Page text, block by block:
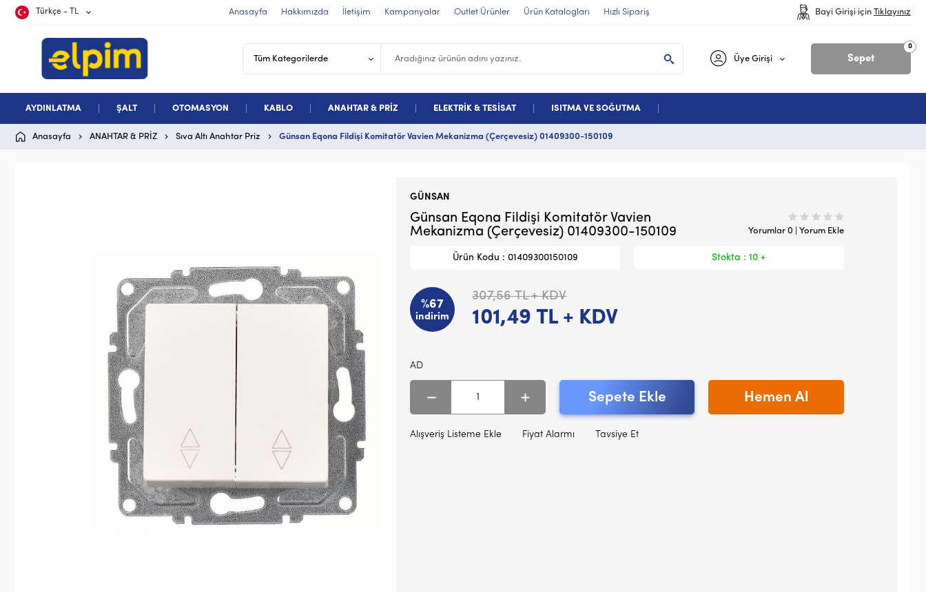
Türkçe - TL Anasayfa Hakkımızda İletişim Kampanyalar Outlet Ürünler Ürün Katalogları Hızlı Sipariş Bayi Girişi için Tıklayınız
Sepet
0
Üye Girişi
AYDINLATMA ŞALT OTOMASYON KABLO ANAHTAR & PRİZ ELEKTRİK & TESİSAT ISITMA VE SOĞUTMA
Anasayfa ANAHTAR & PRİZ Sıva Altı Anahtar Priz Günsan Eqona Fildişi Komitatör Vavien Mekanizma (Çerçevesiz) 01409300-150109
GÜNSAN
Günsan Eqona Fildişi Komitatör Vavien
Mekanizma (Çerçevesiz) 01409300-150109
Yorumlar 0 | Yorum Ekle
Ürün Kodu : 01409300150109 Stokta : 10 +
%67
indirim
307,56TL + KDV
101,49 TL + KDV
AD
Sepete Ekle Hemen Al
Alışveriş Listeme Ekle Fiyat Alarmı Tavsiye Et